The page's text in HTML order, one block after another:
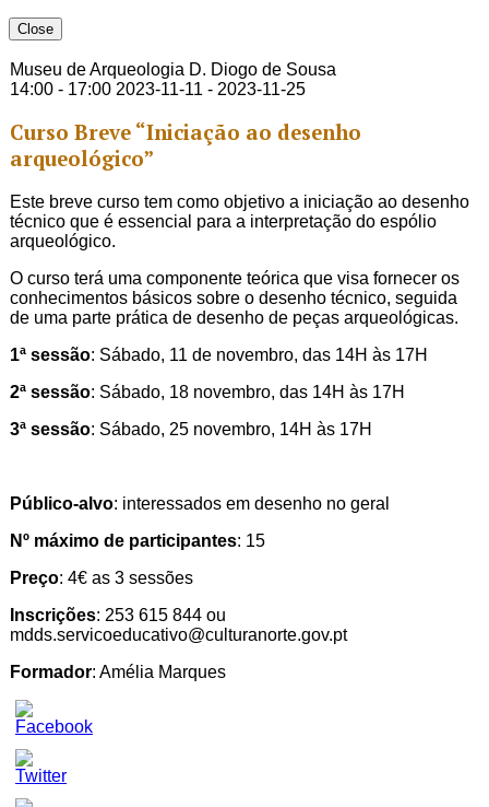
Close
Museu de Arqueologia D. Diogo de Sousa
14:00 - 17:00 2023-11-11 - 2023-11-25
Curso Breve “Iniciação ao desenho
arqueológico”
Este breve curso tem como objetivo a iniciação ao desenho
técnico que é essencial para a interpretação do espólio
arqueológico.
O curso terá uma componente teórica que visa fornecer os
conhecimentos básicos sobre o desenho técnico, seguida
de uma parte prática de desenho de peças arqueológicas.
1ª sessão: Sábado, 11 de novembro, das 14H às 17H
2ª sessão: Sábado, 18 novembro, das 14H às 17H
3ª sessão: Sábado, 25 novembro, 14H às 17H
Público-alvo: interessados em desenho no geral
Nº máximo de participantes: 15
Preço: 4€ as 3 sessões
Inscrições: 253 615 844 ou
mdds.servicoeducativo@culturanorte.gov.pt
Formador: Amélia Marques